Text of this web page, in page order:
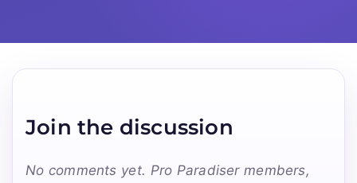
Join the discussion
No comments yet. Pro Paradiser members,